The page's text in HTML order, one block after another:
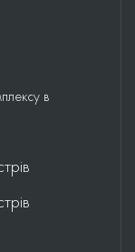
в